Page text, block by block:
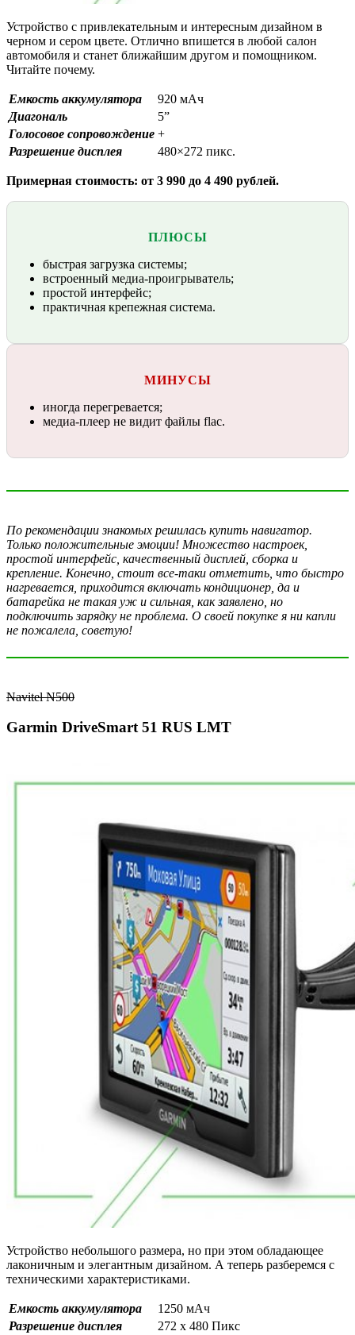
Устройство с привлекательным и интересным дизайном в
черном и сером цвете. Отлично впишется в любой салон
автомобиля и станет ближайшим другом и помощником.
Читайте почему.
Емкость аккумулятора
920 мАч
Диагональ
5”
Голосовое сопровождение +
Разрешение дисплея
480×272 пикс.
Примерная стоимость: от 3 990 до 4 490 рублей.
ПЛЮСЫ
быстрая загрузка системы;
встроенный медиа-проигрыватель;
простой интерфейс;
практичная крепежная система.
МИНУСЫ
иногда перегревается;
медиа-плеер не видит файлы flac.
По рекомендации знакомых решилась купить навигатор.
Только положительные эмоции! Множество настроек,
простой интерфейс, качественный дисплей, сборка и
крепление. Конечно, стоит все-таки отметить, что быстро
нагревается, приходится включать кондиционер, да и
батарейка не такая уж и сильная, как заявлено, но
подключить зарядку не проблема. О своей покупке я ни капли
не пожалела, советую!
Navitel N500
Garmin DriveSmart 51 RUS LMT
Устройство небольшого размера, но при этом обладающее
лаконичным и элегантным дизайном. А теперь разберемся с
техническими характеристиками.
Емкость аккумулятора
1250 мАч
Разрешение дисплея
272 x 480 Пикс